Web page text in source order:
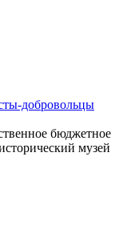
добровольцы
бюджетное
музей